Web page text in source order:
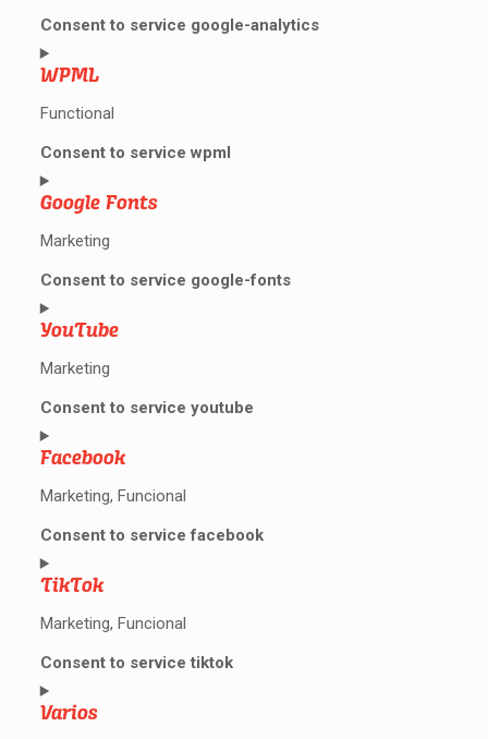
Consent to service google-analytics
WPML
Functional
Consent to service wpml
Google Fonts
Marketing
Consent to service google-fonts
YouTube
Marketing
Consent to service youtube
Facebook
Marketing, Funcional
Consent to service facebook
TikTok
Marketing, Funcional
Consent to service tiktok
Varios